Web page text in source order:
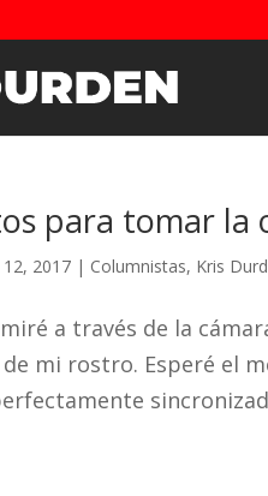
para tomar la
12, 2017 | Columnistas, Kris
a través de la
mi rostro. Esperé el